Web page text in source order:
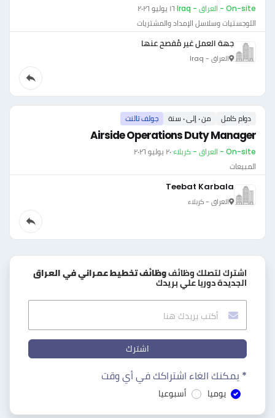
On-site - العراق - Iraq ·١٦ يوليو ٢٠٢٦
اللوجستيات وسلاسل الإمداد والمشتريات
جهة العمل غير مُفصح عنها
العراق - Iraq
دوام كامل من ٠ إلى ٠ سنة جولف تالنت
Airside Operations Duty Manager
On-site - العراق - كربلاء ·٢٠ يوليو ٢٠٢٦
المبيعات
Teebat Karbala
العراق - كربلاء
اشترك لتصلك وظائفوظائف تخطيط عمراني في العراق
الجديدة دوريا علي بريدك
اشترك
* يمكنك الغاء اشتراكك في أي وقت
يوميا أسبوعيا